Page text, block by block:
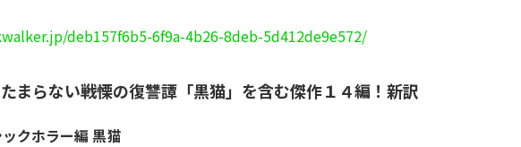
deb157f6b5-6f9a-4b26-8deb-5d412de9e572/
まらない――戦慄の復讐譚「黒猫」を含む傑作１４編！新訳
クホラー編 黒猫